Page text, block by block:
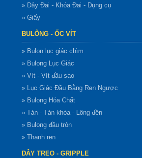
» Dây Đai - Khóa Đai - Dụng cụ
» Giấy
BULÔNG - ỐC VÍT
» Bulon lục giác chìm
» Bulong Lục Giác
» Vít - Vít đầu sao
» Lục Giác Đầu Bằng Ren Ngược
» Bulong Hóa Chất
» Tán - Tán khóa - Lông đền
» Bulong đầu tròn
» Thanh ren
DÂY TREO - GRIPPLE